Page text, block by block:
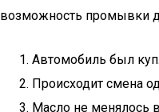
возможность промывки
Автомобиль был
Происходит смена
Масло не менялось